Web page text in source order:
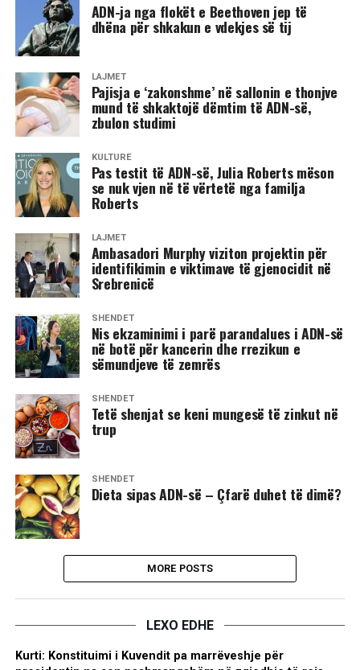
ADN-ja nga flokët e Beethoven jep të
dhëna për shkakun e vdekjes së tij
LAJMET
Pajisja e ‘zakonshme’ në sallonin e thonjve
mund të shkaktojë dëmtim të ADN-së,
zbulon studimi
KULTURË
Pas testit të ADN-së, Julia Roberts mëson
se nuk vjen në të vërtetë nga familja
Roberts
LAJMET
​Ambasadori Murphy viziton projektin për
identifikimin e viktimave të gjenocidit në
Srebrenicë
SHËNDET
​Nis ekzaminimi i parë parandalues i ADN-së
në botë për kancerin dhe rrezikun e
sëmundjeve të zemrës
SHËNDET
Tetë shenjat se keni mungesë të zinkut në
trup
SHËNDET
Dieta sipas ADN-së – Çfarë duhet të dimë?
MORE POSTS
LEXO EDHE
Kurti: Konstituimi i Kuvendit pa marrëveshje për